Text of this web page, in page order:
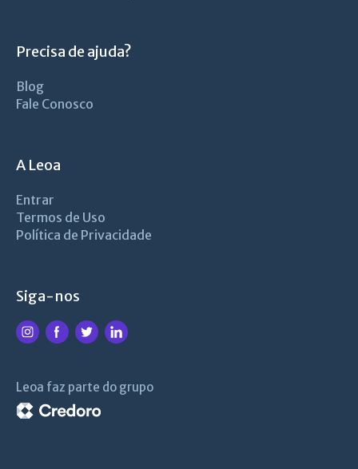
Precisa de ajuda?
Blog
Fale Conosco
A Leoa
Entrar
Termos de Uso
Política de Privacidade
Siga-nos
Leoa faz parte do grupo